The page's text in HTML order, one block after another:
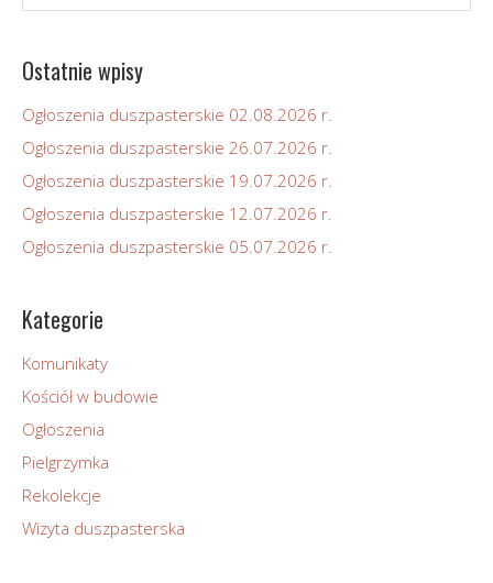
Ostatnie wpisy
Ogłoszenia duszpasterskie 02.08.2026 r.
Ogłoszenia duszpasterskie 26.07.2026 r.
Ogłoszenia duszpasterskie 19.07.2026 r.
Ogłoszenia duszpasterskie 12.07.2026 r.
Ogłoszenia duszpasterskie 05.07.2026 r.
Kategorie
Komunikaty
Kościół w budowie
Ogłoszenia
Pielgrzymka
Rekolekcje
Wizyta duszpasterska